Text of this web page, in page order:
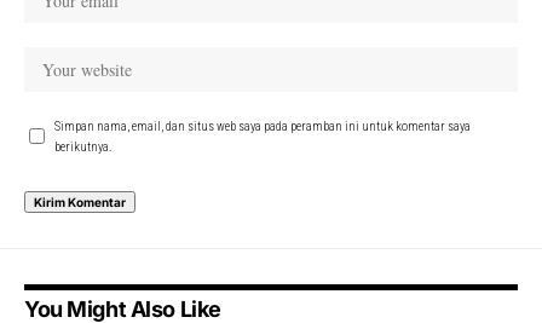
Simpan nama, email, dan situs web saya pada peramban ini untuk komentar saya
berikutnya.
You Might Also Like